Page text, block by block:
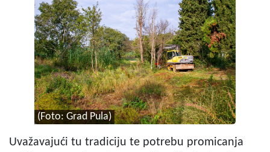
(Foto: Grad Pula)
Uvažavajući tu tradiciju te potrebu promicanja